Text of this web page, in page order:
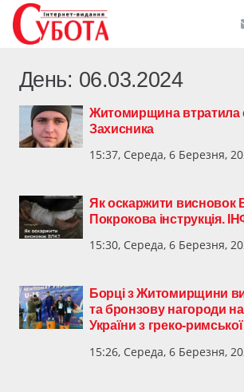
День: 06.03.2024
Житомирщина втратила
Захисника
15:37, Середа, 6 Березня,
Як оскаржити висновок
Покрокова інструкція.
15:30, Середа, 6 Березня,
Борці з Житомирщини
та бронзову нагороди на
України з греко-
15:26, Середа, 6 Березня,